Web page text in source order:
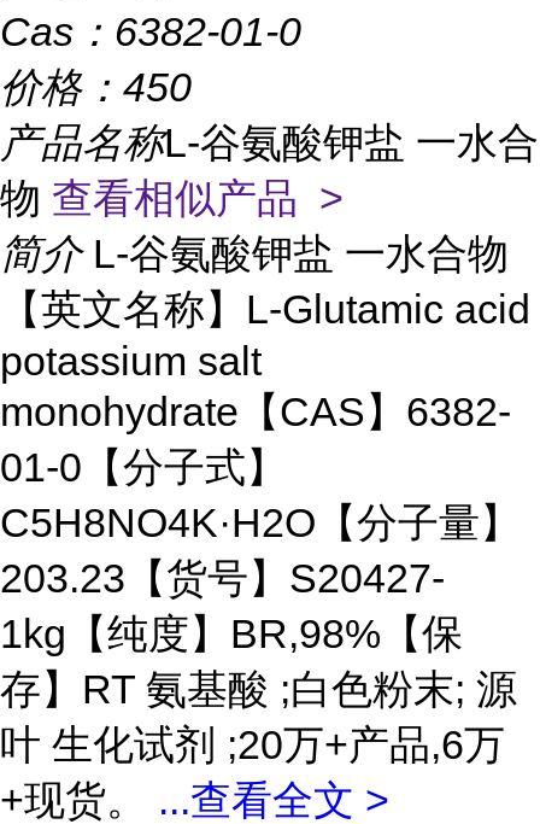
Cas： 6382-01-0
价格： 450
产品名称L-谷氨酸钾盐 一水合
物 查看相似产品 >
简介 L-谷氨酸钾盐 一水合物
【英文名称】L-Glutamic acid
potassium salt
monohydrate【CAS】6382-
01-0【分子式】
C5H8NO4K·H2O【分子量】
203.23【货号】S20427-
1kg【纯度】BR,98%【保
存】RT 氨基酸 ;白色粉末; 源
叶 生化试剂 ;20万+产品,6万
+现货。 ...查看全文 >